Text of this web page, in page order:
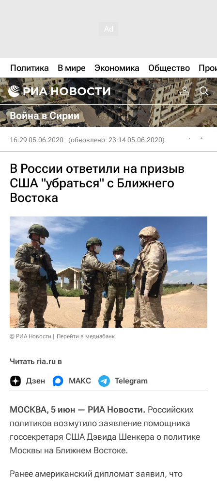
Политика В мире Экономика Общество
Война в Сирии
16:29 05.06.2020 (обновлено: 23:14 05.06.2020)
В России ответили на призыв
США "убраться" с Ближнего
Востока
© РИА Новости Перейти в медиабанк
Читать ria.ru в
Дзен МАКС Telegram
МОСКВА, 5 июн — РИА Новости. Российских
политиков возмутило заявление помощника
госсекретаря США Дэвида Шенкера о политике
Москвы на Ближнем Востоке.
Ранее американский дипломат заявил, что